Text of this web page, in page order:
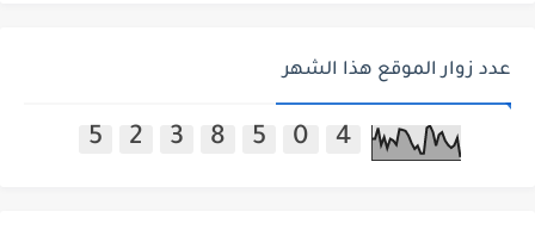
عدد زوار الموقع هذا الشهر
5 2 3 8 5 0 4